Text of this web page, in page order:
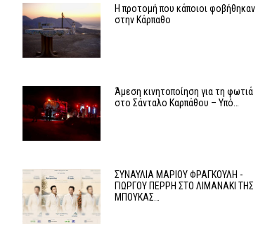
Η προτομή που κάποιοι φοβήθηκαν
στην Κάρπαθο
Άμεση κινητοποίηση για τη φωτιά
στο Σάνταλο Καρπάθου – Υπό…
ΣΥΝΑΥΛΙΑ ΜΑΡΙΟΥ ΦΡΑΓΚΟΥΛΗ -
ΓΙΩΡΓΟΥ ΠΕΡΡΗ ΣΤΟ ΛΙΜΑΝΑΚΙ ΤΗΣ
ΜΠΟΥΚΑΣ…